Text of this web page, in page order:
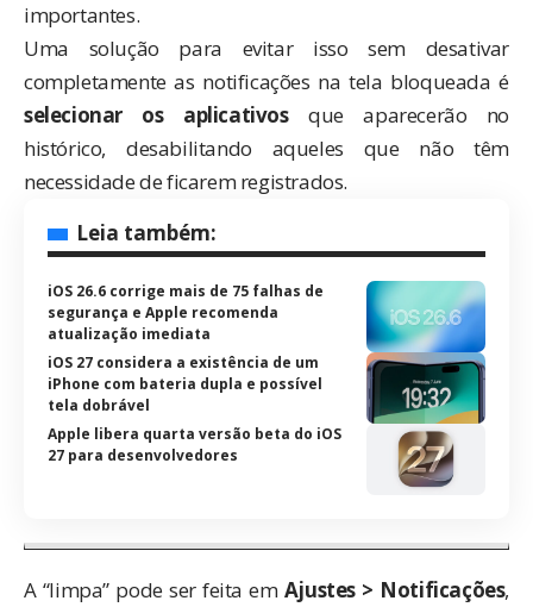
importantes.
Uma solução para evitar isso sem desativar
completamente as notificações na tela bloqueada é
selecionar os aplicativosque aparecerão no
histórico, desabilitando aqueles que não têm
necessidade de ficarem registrados.
Leia também:
iOS 26.6 corrige mais de 75 falhas de
segurança e Apple recomenda
atualização imediata
iOS 27 considera a existência de um
iPhone com bateria dupla e possível
tela dobrável
Apple libera quarta versão beta do iOS
27 para desenvolvedores
A “limpa” pode ser feita em Ajustes > Notificações,